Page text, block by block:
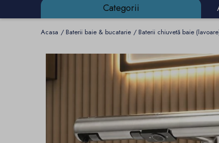
Categorii
Acasa Baterii baie & bucatarie Baterii chiuvetă baie